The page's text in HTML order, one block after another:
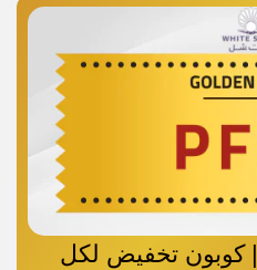
كود وايت شيل 2026 | كوبون تخفيض لكل